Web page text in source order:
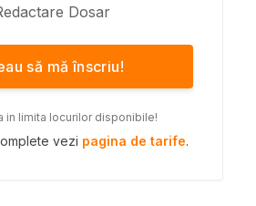
Dosar
să mă înscriu!
in limita locurilor disponibile!
vezi pagina de tarife.